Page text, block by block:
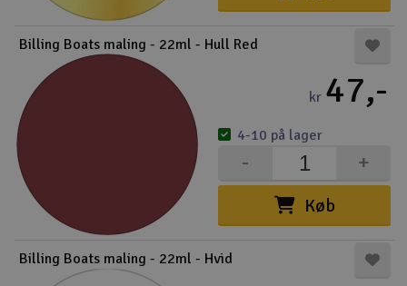
Billing Boats maling - 22ml - Hull Red
kr 47,-
Køb
+
-
4-10 på lager
Billing Boats maling - 22ml - Hvid